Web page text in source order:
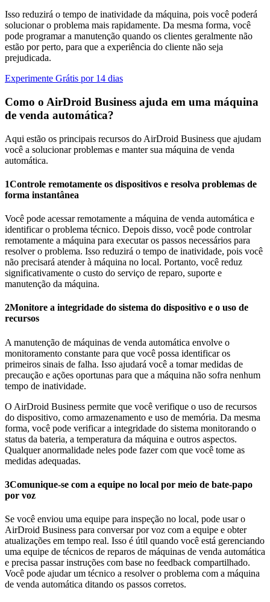
Isso reduzirá o tempo de inatividade da máquina, pois você poderá
solucionar o problema mais rapidamente. Da mesma forma, você
pode programar a manutenção quando os clientes geralmente não
estão por perto, para que a experiência do cliente não seja
prejudicada.
Experimente Grátis por 14 dias
Como o AirDroid Business ajuda em uma máquina
de venda automática?
Aqui estão os principais recursos do AirDroid Business que ajudam
você a solucionar problemas e manter sua máquina de venda
automática.
1Controle remotamente os dispositivos e resolva problemas de
forma instantânea
Você pode acessar remotamente a máquina de venda automática e
identificar o problema técnico. Depois disso, você pode controlar
remotamente a máquina para executar os passos necessários para
resolver o problema. Isso reduzirá o tempo de inatividade, pois você
não precisará atender à máquina no local. Portanto, você reduz
significativamente o custo do serviço de reparo, suporte e
manutenção da máquina.
2Monitore a integridade do sistema do dispositivo e o uso de
recursos
A manutenção de máquinas de venda automática envolve o
monitoramento constante para que você possa identificar os
primeiros sinais de falha. Isso ajudará você a tomar medidas de
precaução e ações oportunas para que a máquina não sofra nenhum
tempo de inatividade.
O AirDroid Business permite que você verifique o uso de recursos
do dispositivo, como armazenamento e uso de memória. Da mesma
forma, você pode verificar a integridade do sistema monitorando o
status da bateria, a temperatura da máquina e outros aspectos.
Qualquer anormalidade neles pode fazer com que você tome as
medidas adequadas.
3Comunique-se com a equipe no local por meio de bate-papo
por voz
Se você enviou uma equipe para inspeção no local, pode usar o
AirDroid Business para conversar por voz com a equipe e obter
atualizações em tempo real. Isso é útil quando você está gerenciando
uma equipe de técnicos de reparos de máquinas de venda automática
e precisa passar instruções com base no feedback compartilhado.
Você pode ajudar um técnico a resolver o problema com a máquina
de venda automática ditando os passos corretos.